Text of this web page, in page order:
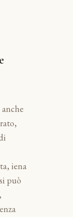
iena
può